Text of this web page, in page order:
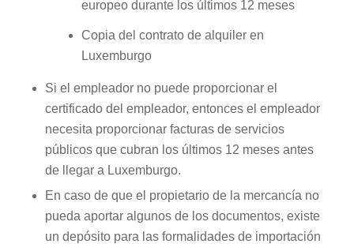
europeo durante los últimos 12 meses
Copia del contrato de alquiler en
Luxemburgo
Si el empleador no puede proporcionar el
certificado del empleador, entonces el empleador
necesita proporcionar facturas de servicios
públicos que cubran los últimos 12 meses antes
de llegar a Luxemburgo.
En caso de que el propietario de la mercancía no
pueda aportar algunos de los documentos, existe
un depósito para las formalidades de importación